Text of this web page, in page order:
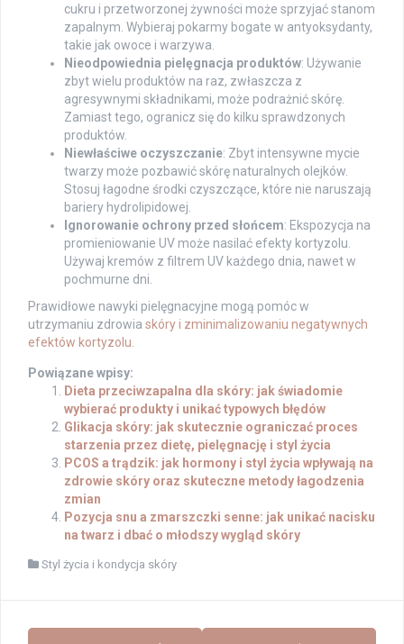
cukru i przetworzonej żywności może sprzyjać stanom
zapalnym. Wybieraj pokarmy bogate w antyoksydanty,
takie jak owoce i warzywa.
Nieodpowiednia pielęgnacja produktów: Używanie
zbyt wielu produktów na raz, zwłaszcza z
agresywnymi składnikami, może podrażnić skórę.
Zamiast tego, ogranicz się do kilku sprawdzonych
produktów.
Niewłaściwe oczyszczanie: Zbyt intensywne mycie
twarzy może pozbawić skórę naturalnych olejków.
Stosuj łagodne środki czyszczące, które nie naruszają
bariery hydrolipidowej.
Ignorowanie ochrony przed słońcem: Ekspozycja na
promieniowanie UV może nasilać efekty kortyzolu.
Używaj kremów z filtrem UV każdego dnia, nawet w
pochmurne dni.
Prawidłowe nawyki pielęgnacyjne mogą pomóc w
utrzymaniu zdrowia skóry i zminimalizowaniu negatywnych
efektów kortyzolu
Powiązane wpisy:
Dieta przeciwzapalna dla skóry: jak świadomie
wybierać produkty i unikać typowych błędów
Glikacja skóry: jak skutecznie ograniczać proces
starzenia przez dietę, pielęgnację i styl życia
PCOS a trądzik: jak hormony i styl życia wpływają na
zdrowie skóry oraz skuteczne metody łagodzenia
zmian
Pozycja snu a zmarszczki senne: jak unikać nacisku
na twarz i dbać o młodszy wygląd skóry
Styl życia i kondycja skóry